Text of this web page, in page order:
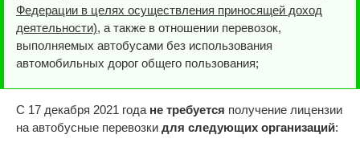
Федерации в целях осуществления приносящей доход
деятельности), а также в отношении перевозок,
выполняемых автобусами без использования
автомобильных дорог общего пользования;
С 17 декабря 2021 года не требуется получение лицензии
на автобусные перевозки для следующих организаций: